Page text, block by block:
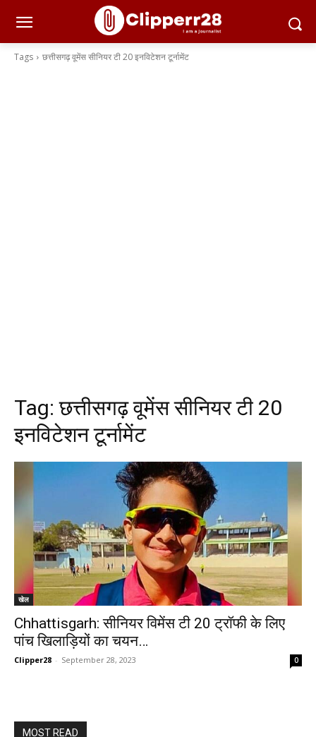
Tags छत्तीसगढ़ वूमेंस सीनियर टी 20 इनविटेशन टूर्नामेंट
Tag:छत्तीसगढ़ वूमेंस सीनियर टी 20
इनविटेशन टूर्नामेंट
खेल
Chhattisgarh: सीनियर विमेंस टी 20 ट्रॉफी के लिए
पांच खिलाड़ियों का चयन…
Clipper28 - September 28, 2023 0
MOST READ